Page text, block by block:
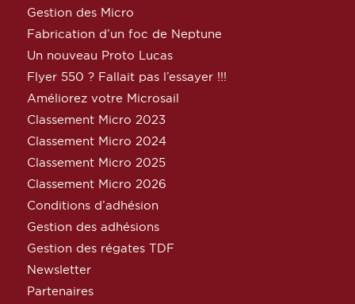
Gestion des Micro
Fabrication d’un foc de Neptune
Un nouveau Proto Lucas
Flyer 550 ? Fallait pas l’essayer !!!
Améliorez votre Microsail
Classement Micro 2023
Classement Micro 2024
Classement Micro 2025
Classement Micro 2026
Conditions d’adhésion
Gestion des adhésions
Gestion des régates TDF
Newsletter
Partenaires